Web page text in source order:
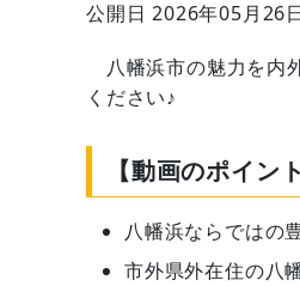
公開日 2026年05月26
八幡浜市の魅力を内
ください♪
【動画のポイント
八幡浜ならではの
市外県外在住の八